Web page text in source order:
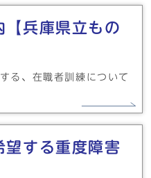
【兵庫県立もの
る、在職者訓練について
望する重度障害